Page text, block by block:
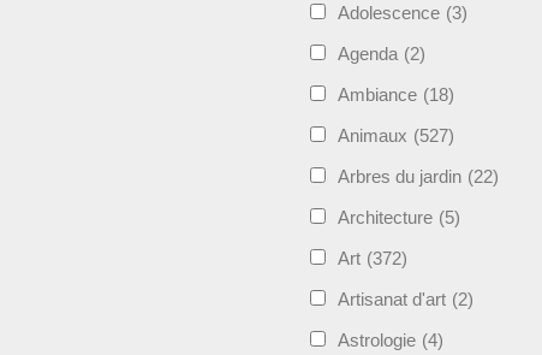
Adolescence (3)
Agenda (2)
Ambiance (18)
Animaux (527)
Arbres du jardin (22)
Architecture (5)
Art (372)
Artisanat d'art (2)
Astrologie (4)